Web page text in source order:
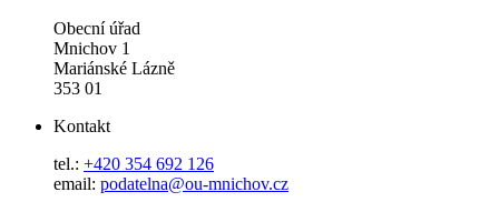
Obecní úřad
Mnichov 1
Mariánské Lázně
353 01
Kontakt
tel.: +420 354 692 126
email: podatelna@ou-mnichov.cz